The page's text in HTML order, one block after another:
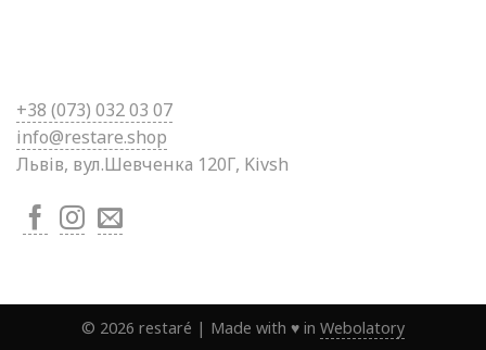
+38 (073) 032 03 07
info@restare.shop
Львів, вул.Шевченка 120Г, Kivsh
© 2026 restaré | Made with ♥ in Webolatory